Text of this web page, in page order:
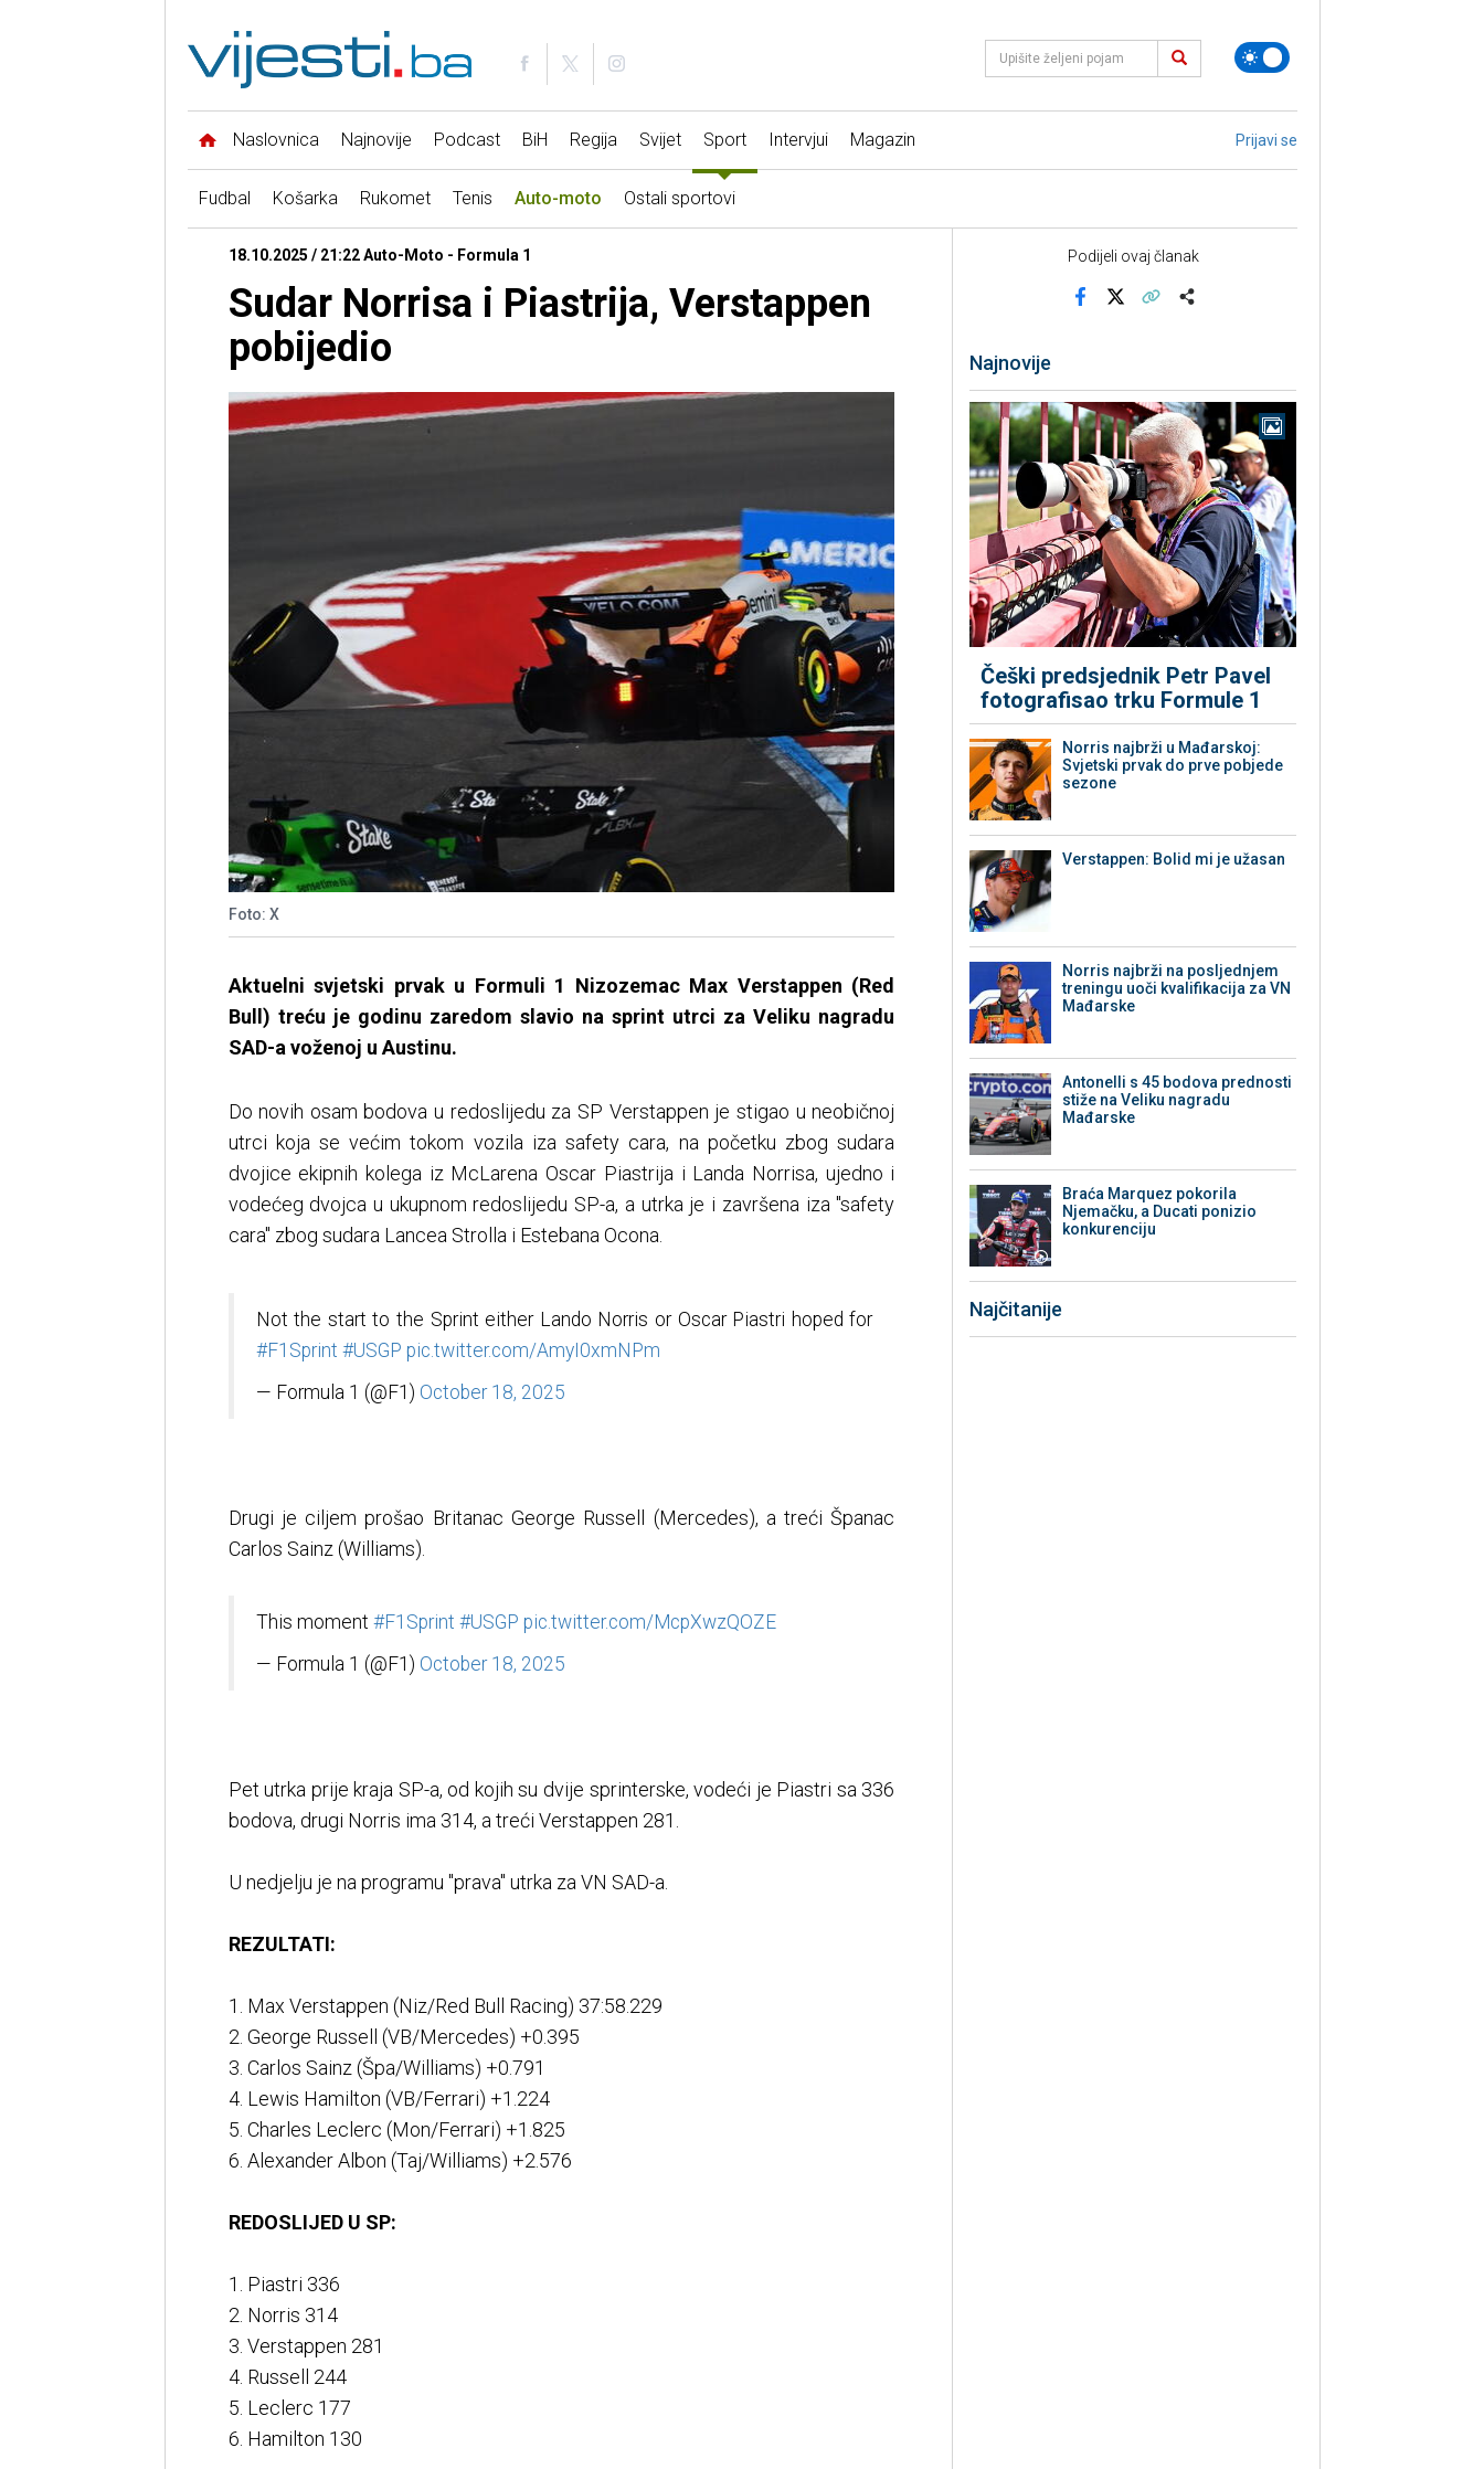
Naslovnica Najnovije Podcast BiH Regija Svijet Sport Intervjui Magazin Prijavi se
Fudbal Košarka Rukomet Tenis Auto-moto Ostali sportovi
18.10.2025 / 21:22 Auto-Moto - Formula 1
Sudar Norrisa i Piastrija, Verstappen
pobijedio
Foto: X
Aktuelni svjetski prvak u Formuli 1 Nizozemac Max Verstappen (Red
Bull) treću je godinu zaredom slavio na sprint utrci za Veliku nagradu
SAD-a voženoj u Austinu.
Do novih osam bodova u redoslijedu za SP Verstappen je stigao u neobičnoj
utrci koja se većim tokom vozila iza safety cara, na početku zbog sudara
dvojice ekipnih kolega iz McLarena Oscar Piastrija i Landa Norrisa, ujedno i
vodećeg dvojca u ukupnom redoslijedu SP-a, a utrka je i završena iza "safety
cara" zbog sudara Lancea Strolla i Estebana Ocona.
Not the start to the Sprint either Lando Norris or Oscar Piastri hoped for
#F1Sprint #USGP pic.twitter.com/AmyI0xmNPm
— Formula 1 (@F1) October 18, 2025
Drugi je ciljem prošao Britanac George Russell (Mercedes), a treći Španac
Carlos Sainz (Williams).
This moment #F1Sprint #USGP pic.twitter.com/McpXwzQOZE
— Formula 1 (@F1) October 18, 2025
Pet utrka prije kraja SP-a, od kojih su dvije sprinterske, vodeći je Piastri sa 336
bodova, drugi Norris ima 314, a treći Verstappen 281.
U nedjelju je na programu "prava" utrka za VN SAD-a.
REZULTATI:
1. Max Verstappen (Niz/Red Bull Racing) 37:58.229
2. George Russell (VB/Mercedes) +0.395
3. Carlos Sainz (Špa/Williams) +0.791
4. Lewis Hamilton (VB/Ferrari) +1.224
5. Charles Leclerc (Mon/Ferrari) +1.825
6. Alexander Albon (Taj/Williams) +2.576
REDOSLIJED U SP:
1. Piastri 336
2. Norris 314
3. Verstappen 281
4. Russell 244
5. Leclerc 177
6. Hamilton 130
Podijeli ovaj članak
Najnovije
Češki predsjednik Petr Pavel
fotografisao trku Formule 1
Norris najbrži u Mađarskoj:
Svjetski prvak do prve pobjede
sezone
Verstappen: Bolid mi je užasan
Norris najbrži na posljednjem
treningu uoči kvalifikacija za VN
Mađarske
Antonelli s 45 bodova prednosti
stiže na Veliku nagradu
Mađarske
Braća Marquez pokorila
Njemačku, a Ducati ponizio
konkurenciju
Najčitanije